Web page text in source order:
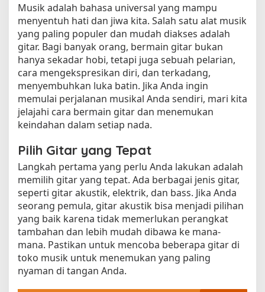
Musik adalah bahasa universal yang mampu
menyentuh hati dan jiwa kita. Salah satu alat musik
yang paling populer dan mudah diakses adalah
gitar. Bagi banyak orang, bermain gitar bukan
hanya sekadar hobi, tetapi juga sebuah pelarian,
cara mengekspresikan diri, dan terkadang,
menyembuhkan luka batin. Jika Anda ingin
memulai perjalanan musikal Anda sendiri, mari kita
jelajahi cara bermain gitar dan menemukan
keindahan dalam setiap nada.
Pilih Gitar yang Tepat
Langkah pertama yang perlu Anda lakukan adalah
memilih gitar yang tepat. Ada berbagai jenis gitar,
seperti gitar akustik, elektrik, dan bass. Jika Anda
seorang pemula, gitar akustik bisa menjadi pilihan
yang baik karena tidak memerlukan perangkat
tambahan dan lebih mudah dibawa ke mana-
mana. Pastikan untuk mencoba beberapa gitar di
toko musik untuk menemukan yang paling
nyaman di tangan Anda.